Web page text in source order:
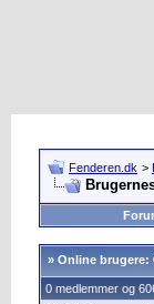
Fenderen.dk >
» Online brugere:
0 medlemmer og